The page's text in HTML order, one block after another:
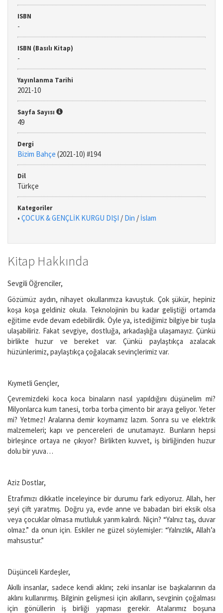
ISBN
-
ISBN (Basılı Kitap)
-
Yayınlanma Tarihi
2021-10
Sayfa Sayısı
49
Dergi
Bizim Bahçe (2021-10) #194
Dil
Türkçe
Kategoriler
• ÇOCUK & GENÇLİK KURGU DIŞI / Din / İslam
Kitap Hakkında
Sevgili Öğrenciler,
Gözümüz aydın, nihayet okullarımıza kavuştuk. Çok şükür, hepiniz
koşa koşa geldiniz okula. Teknolojinin bu kadar geliştiği ortamda
eğitime evde devam edebilirdik. Öyle ya, istediğimiz bilgiye bir tuşla
ulaşabiliriz. Fakat sevgiye, dostluğa, arkadaşlığa ulaşamayız. Çünkü
birlikte huzur ve bereket var. Çünkü paylaştıkça azalacak
hüzünlerimiz, paylaştıkça çoğalacak sevinçlerimiz var.
Kıymetli Gençler,
Çevremizdeki koca koca binaların nasıl yapıldığını düşünelim mi?
Milyonlarca kum tanesi, torba torba çimento bir araya geliyor. Yeter
mi? Yetmez! Aralarına demir koymamız lazım. Sonra su ve elektrik
malzemeleri; kapı ve pencereleri de unutamayız. Bunların hepsi
birleşince ortaya ne çıkıyor? Birlikten kuvvet, iş birliğinden huzur
dolu bir yuva…
Aziz Dostlar,
Etrafımızı dikkatle inceleyince bir durumu fark ediyoruz. Allah, her
şeyi çift yaratmış. Doğru ya, evde anne ve babadan biri eksik olsa
veya çocuklar olmasa mutluluk yarım kalırdı. Niçin? “Yalnız taş, duvar
olmaz.” da onun için. Eskiler ne güzel söylemişler: “Yalnızlık, Allah’a
mahsustur.”
Düşünceli Kardeşler,
Akıllı insanlar, sadece kendi aklını; zeki insanlar ise başkalarının da
aklını kullanırmış. Bilginin gelişmesi için akılların, sevginin çoğalması
için gönüllerin iş birliği yapması gerekir. Atalarımız boşuna